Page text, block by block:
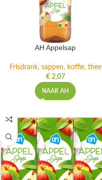
AH Appelsap
Frisdrank, sappen, koffie, thee
€2,07
NAAR AH